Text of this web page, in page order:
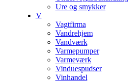
Ure og smykker
V
Vagtfirma
Vandrehjem
Vandværk
Varmepumper
Varmeværk
Vinduespudser
Vinhandel